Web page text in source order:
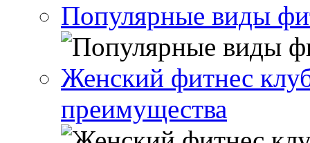
Популярные виды
Женский фитнес
преимущества